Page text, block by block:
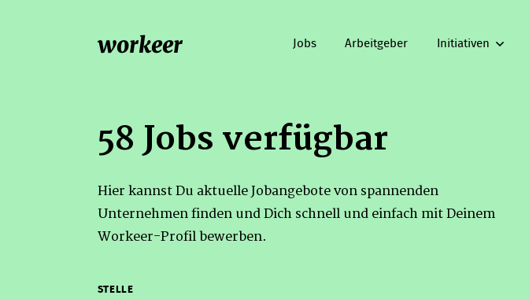
workeer Jobs Arbeitgeber Initiativen
58 Jobs verfügbar
Hier kannst Du aktuelle Jobangebote von spannenden
Unternehmen finden und Dich schnell und einfach mit Deinem
Workeer-Profil bewerben.
STELLE